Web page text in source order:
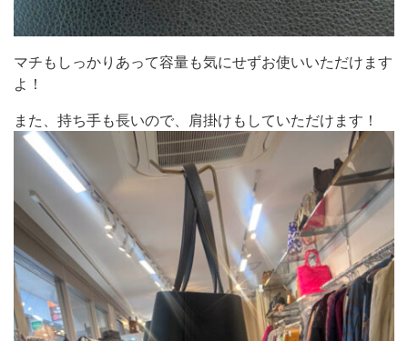
マチもしっかりあって容量も気にせずお使いいただけます
よ！
また、持ち手も長いので、肩掛けもしていただけます！